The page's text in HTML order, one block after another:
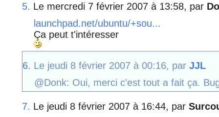
5. Le mercredi 7 février 2007 à 13:58, par
launchpad.net/ubuntu/+sou...
Ça peut t'intéresser
6. Le jeudi 8 février 2007 à 00:16, par JJL
@Donk: Oui, merci c'est tout a fait ça.
7. Le jeudi 8 février 2007 à 16:44, par